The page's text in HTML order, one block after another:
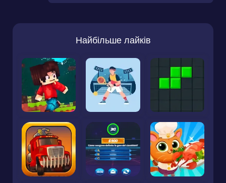
Найбільше лайків